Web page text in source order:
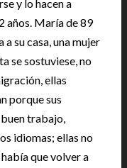
y lo hacen a
años. María de 89
su casa, una mujer
se sostuviese, no
ellas
porque sus
trabajo,
idiomas; ellas no
que volver a